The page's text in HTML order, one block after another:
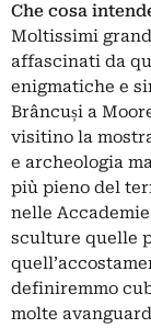
Che cosa
Moltissimi
affascinati da
enigmatiche e
Brâncuși a
visitino la
e archeologia
più pieno del
nelle
sculture quelle
definiremmo
molte